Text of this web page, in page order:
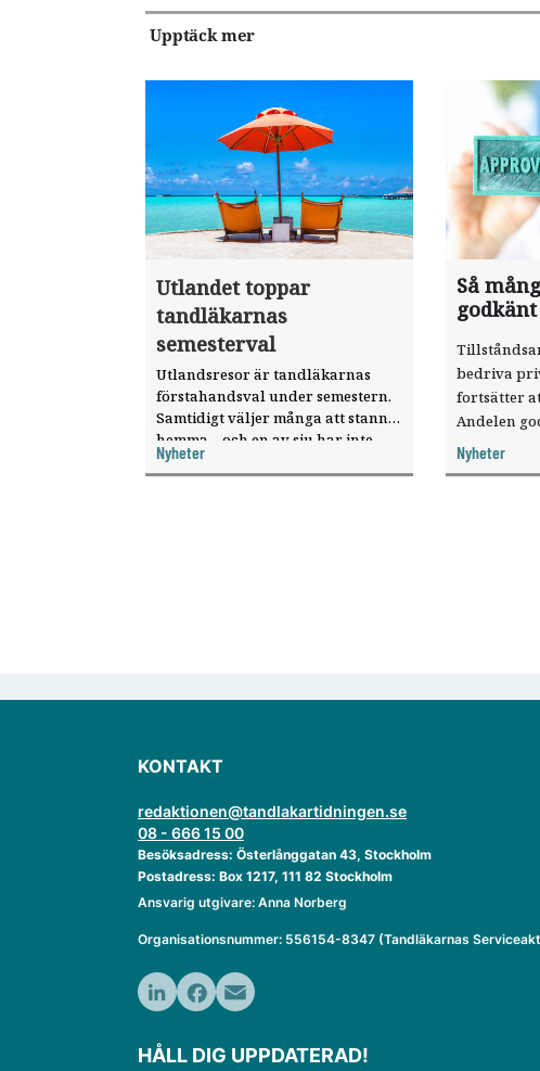
Upptäck mer
Utlandet toppar
tandläkarnas
semesterval
Utlandsresor är tandläkarnas
förstahandsval under semestern.
Samtidigt väljer många att stanna
hemma – och en av sju har inte
haft någon sommarledighet alls,
enligt "månadens fråga".
Nyheter
Så
bedriva
fortsätter
Andelen
ökat, visar
Nyheter
KONTAKT
redaktionen@tandlakartidningen.se
08 - 666 15 00
Besöksadress: Österlånggatan 43, Stockholm
Postadress: Box 1217, 111 82 Stockholm
Ansvarig utgivare: Anna Norberg
Organisationsnummer: 556154-8347 (Tandläkarnas
HÅLL DIG UPPDATERAD!